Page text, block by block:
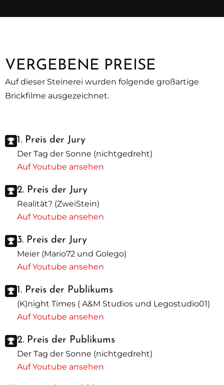
VERGEBENE PREISE
Auf dieser Steinerei wurden folgende großartige
Brickfilme ausgezeichnet.
1. Preis der Jury
Der Tag der Sonne (nichtgedreht)
Auf Youtube ansehen
2. Preis der Jury
Realität? (ZweiStein)
Auf Youtube ansehen
3. Preis der Jury
Meier (Mario72 und Golego)
Auf Youtube ansehen
1. Preis der Publikums
(K)night Times ( A&M Studios und Legostudio01)
Auf Youtube ansehen
2. Preis der Publikums
Der Tag der Sonne (nichtgedreht)
Auf Youtube ansehen